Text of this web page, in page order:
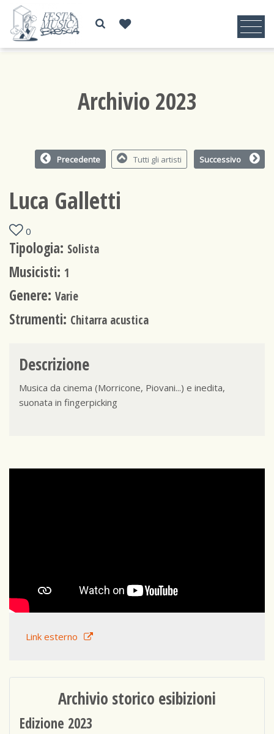
Archivio 2023
Precedente Tutti gli artisti Successivo
Luca Galletti
0
Tipologia: Solista
Musicisti: 1
Genere: Varie
Strumenti: Chitarra acustica
Descrizione
Musica da cinema (Morricone, Piovani...) e inedita,
suonata in fingerpicking
Link esterno
Archivio storico esibizioni
Edizione 2023